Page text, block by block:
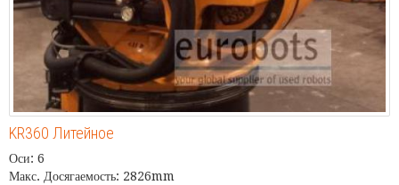
KR360 Литейное
Оси: 6
Макс. Досягаемость: 2826mm